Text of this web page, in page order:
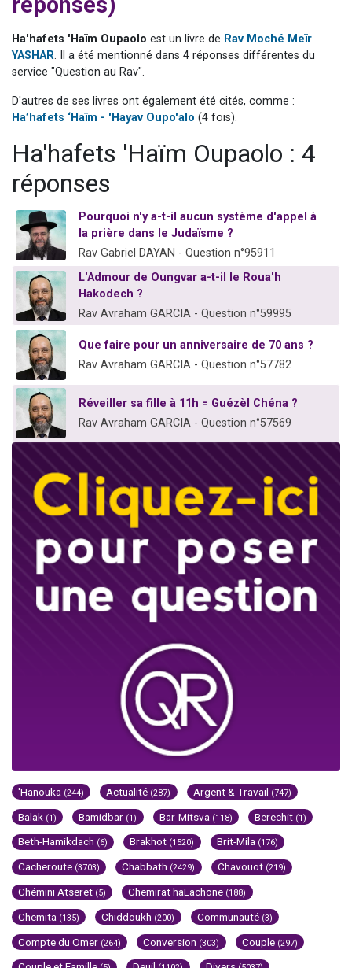
Ariel vient de donner son Maasser
Eva vient de donner son Maasser
Ha'hafets 'Haïm Oupaolo est un livre de Rav Moché Meïr
YASHAR. Il a été mentionné dans 4 réponses différentes du
service "Question au Rav".
D'autres de ses livres ont également été cités, comme :
Ha’hafets ‘Haïm - 'Hayav Oupo'alo (4 fois).
Ha'hafets 'Haïm Oupaolo : 4
réponses
Pourquoi n'y a-t-il aucun système d'appel à
la prière dans le Judaïsme ?
Rav Gabriel DAYAN - Question n°95911
L'Admour de Oungvar a-t-il le Roua'h
Hakodech ?
Rav Avraham GARCIA - Question n°59995
Que faire pour un anniversaire de 70 ans ?
Rav Avraham GARCIA - Question n°57782
Réveiller sa fille à 11h = Guézèl Chéna ?
Rav Avraham GARCIA - Question n°57569
'Hanouka (244) Actualité (287) Argent & Travail (747)
Balak (1) Bamidbar (1) Bar-Mitsva (118) Berechit (1)
Beth-Hamikdach (6) Brakhot (1520) Brit-Mila (176)
Cacheroute (3703) Chabbath (2429) Chavouot (219)
Chémini Atseret (5) Chemirat haLachone (188)
Chemita (135) Chiddoukh (200) Communauté (3)
Compte du Omer (264) Conversion (303) Couple (297)